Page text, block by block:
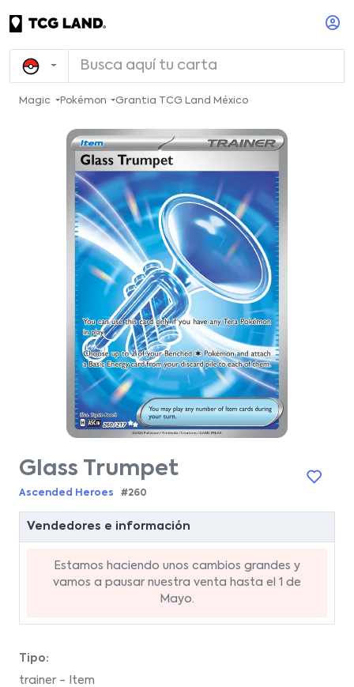
Magic Pokémon Grantia TCG Land México
Glass Trumpet
Ascended Heroes #260
Vendedores e información
Estamos haciendo unos cambios grandes y
vamos a pausar nuestra venta hasta el 1 de
Mayo.
Tipo:
trainer - Item